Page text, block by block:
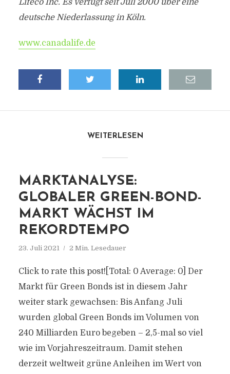
Lifeco Inc. Es verfügt seit Juli 2000 über eine
deutsche Niederlassung in Köln.
www.canadalife.de
WEITERLESEN
MARKTANALYSE:
GLOBALER GREEN-BOND-
MARKT WÄCHST IM
REKORDTEMPO
23. Juli 2021 2 Min. Lesedauer
Click to rate this post![Total: 0 Average: 0] Der
Markt für Green Bonds ist in diesem Jahr
weiter stark gewachsen: Bis Anfang Juli
wurden global Green Bonds im Volumen von
240 Milliarden Euro begeben – 2,5-mal so viel
wie im Vorjahreszeitraum. Damit stehen
derzeit weltweit grüne Anleihen im Wert von